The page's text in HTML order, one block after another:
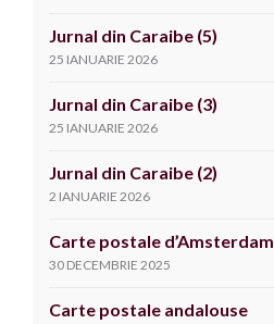
Jurnal din Caraibe (5)
25 IANUARIE 2026
Jurnal din Caraibe (3)
25 IANUARIE 2026
Jurnal din Caraibe (2)
2 IANUARIE 2026
Carte postale d’Amsterdam
30 DECEMBRIE 2025
Carte postale andalouse